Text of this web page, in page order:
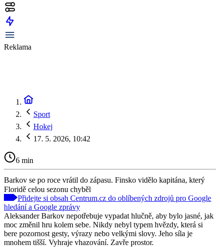
Reklama
Sport
Hokej
17. 5. 2026, 10:42
6 min
Barkov se po roce vrátil do zápasu. Finsko vidělo kapitána, který
Floridě celou sezonu chyběl
Přidejte si obsah Centrum.cz do oblíbených zdrojů pro Google
hledání a Google zprávy
Aleksander Barkov nepotřebuje vypadat hlučně, aby bylo jasné, jak
moc změnil hru kolem sebe. Nikdy nebyl typem hvězdy, která si
bere pozornost gesty, výrazy nebo velkými slovy. Jeho síla je
mnohem tišší. Vyhraje vhazování. Zavře prostor.